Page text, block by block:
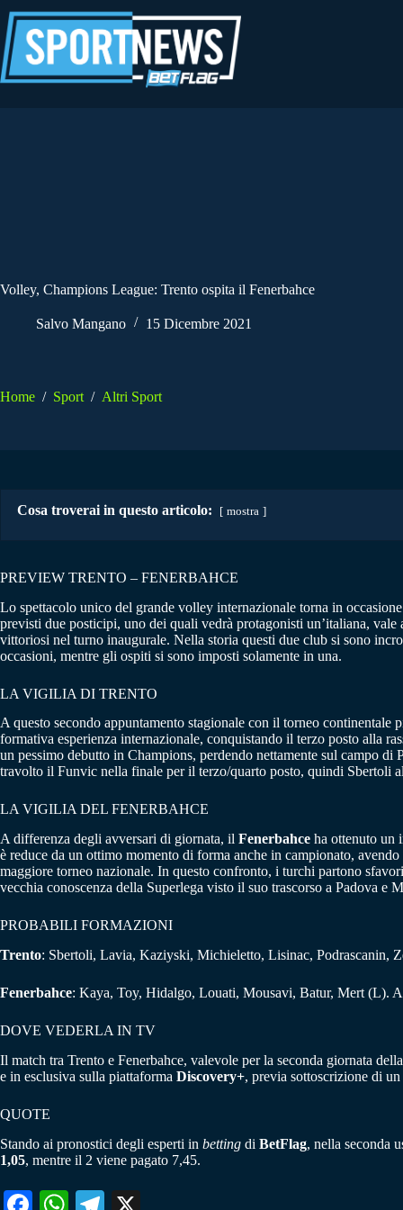
al
contenuto
Volley, Champions League: Trento ospita il Fenerbahce
Salvo Mangano 15 Dicembre 2021
Home / Sport / Altri Sport
Cosa troverai in questo articolo: mostra
PREVIEW TRENTO – FENERBAHCE
Lo spettacolo unico del grande volley internazionale torna in
previsti due posticipi, uno dei quali vedrà protagonisti un’italiana, vale
vittoriosi nel turno inaugurale. Nella storia questi due club si sono
occasioni, mentre gli ospiti si sono imposti solamente in una.
LA VIGILIA DI TRENTO
A questo secondo appuntamento stagionale con il torneo continentale
formativa esperienza internazionale, conquistando il terzo posto alla
un pessimo debutto in Champions, perdendo nettamente sul campo
travolto il Funvic nella finale per il terzo/quarto posto, quindi Sbertoli
LA VIGILIA DEL FENERBAHCE
A differenza degli avversari di giornata, il Fenerbahce ha ottenuto un
è reduce da un ottimo momento di forma anche in campionato,
maggiore torneo nazionale. In questo confronto, i turchi partono
vecchia conoscenza della Superlega visto il suo trascorso a Padova e
PROBABILI FORMAZIONI
Trento: Sbertoli, Lavia, Kaziyski, Michieletto, Lisinac, Podrascanin,
Fenerbahce: Kaya, Toy, Hidalgo, Louati, Mousavi, Batur, Mert (L).
DOVE VEDERLA IN TV
Il match tra Trento e Fenerbahce, valevole per la seconda giornata
e in esclusiva sulla piattaforma Discovery+, previa sottoscrizione di
QUOTE
Stando ai pronostici degli esperti in betting di BetFlag, nella seconda
1,05, mentre il 2 viene pagato 7,45.